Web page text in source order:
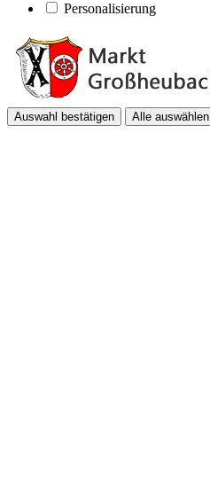
Personalisierung
Auswahl bestätigen Alle auswählen